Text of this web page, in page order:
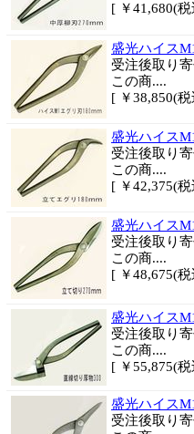
[ ￥41,680(
盛光ハイス
受注後取り
この商....
[ ￥38,850(
盛光ハイス
受注後取り
この商....
[ ￥42,375(
盛光ハイス
受注後取り
この商....
[ ￥48,675(
盛光ハイス
受注後取り
この商....
[ ￥55,875(
盛光ハイス
受注後取り